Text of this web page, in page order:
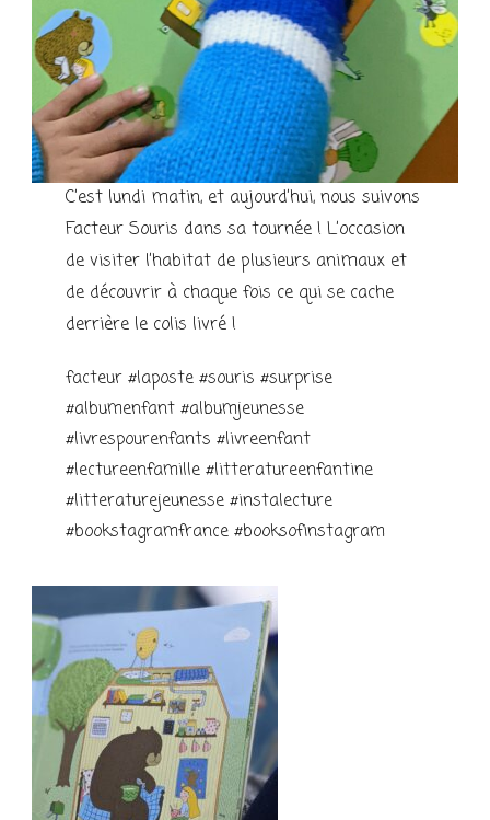
C’est lundi matin, et aujourd’hui, nous suivons
Facteur Souris dans sa tournée ! L’occasion
de visiter l’habitat de plusieurs animaux et
de découvrir à chaque fois ce qui se cache
derrière le colis livré !
facteur #laposte #souris #surprise
#albumenfant #albumjeunesse
#livrespourenfants #livreenfant
#lectureenfamille #litteratureenfantine
#litteraturejeunesse #instalecture
#bookstagramfrance #booksofinstagram